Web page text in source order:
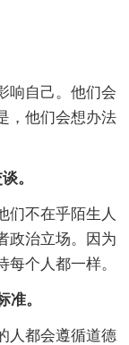
响自己。他们会
，他们会想办法
。
们不在乎陌生人
政治立场。因为
个人都一样。
准。
人都会遵循道德